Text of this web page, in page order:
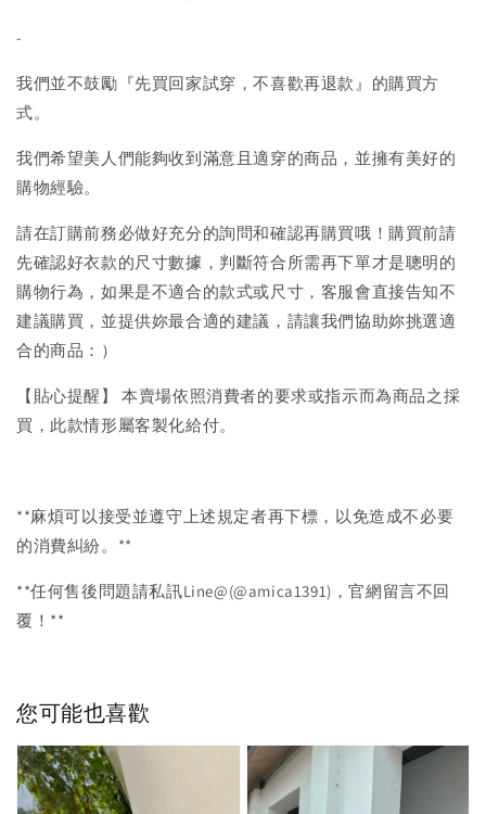
-
我們並不鼓勵『先買回家試穿，不喜歡再退款』的購買方
式。
我們希望美人們能夠收到滿意且適穿的商品，並擁有美好的
購物經驗。
請在訂購前務必做好充分的詢問和確認再購買哦！購買前請
先確認好衣款的尺寸數據，判斷符合所需再下單才是聰明的
購物行為，如果是不適合的款式或尺寸，客服會直接告知不
建議購買，並提供妳最合適的建議，請讓我們協助妳挑選適
合的商品：）
【貼心提醒】 本賣場依照消費者的要求或指示而為商品之採
買，此款情形屬客製化給付。
**麻煩可以接受並遵守上述規定者再下標，以免造成不必要
的消費糾紛。**
**任何售後問題請私訊Line@(@amica1391)，官網留言不回
覆！**
您可能也喜歡